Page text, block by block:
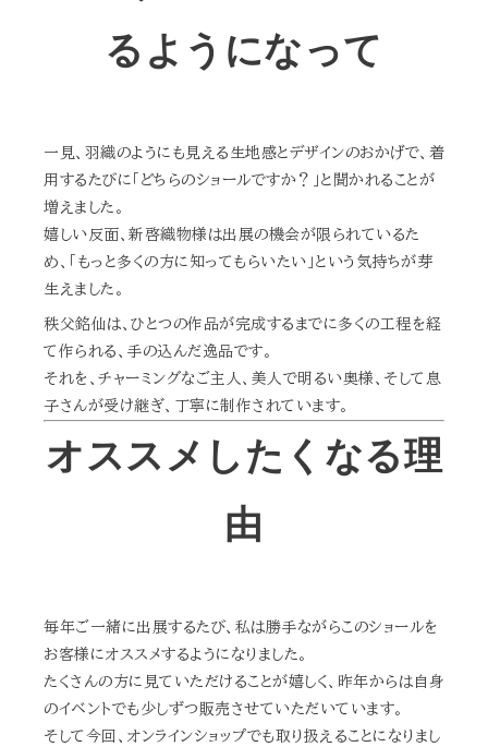
るようになって
一見、羽織のようにも見える生地感とデザインのおかげで、着
用するたびに「どちらのショールですか？」と聞かれることが
増えました。
嬉しい反面、新啓織物様は出展の機会が限られているた
め、「もっと多くの方に知ってもらいたい」という気持ちが芽
生えました。
秩父銘仙は、ひとつの作品が完成するまでに多くの工程を経
て作られる、手の込んだ逸品です。
それを、チャーミングなご主人、美人で明るい奥様、そして息
子さんが受け継ぎ、丁寧に制作されています。
オススメしたくなる理
由
毎年ご一緒に出展するたび、私は勝手ながらこのショールを
お客様にオススメするようになりました。
たくさんの方に見ていただけることが嬉しく、昨年からは自身
のイベントでも少しずつ販売させていただいています。
そして今回、オンラインショップでも取り扱えることになりまし